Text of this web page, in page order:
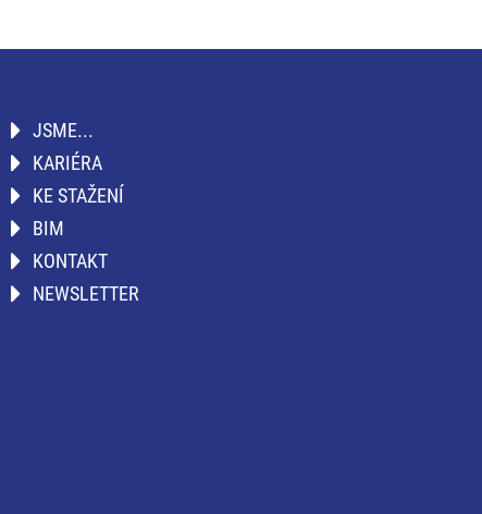
JSME...
KARIÉRA
KE STAŽENÍ
BIM
KONTAKT
NEWSLETTER